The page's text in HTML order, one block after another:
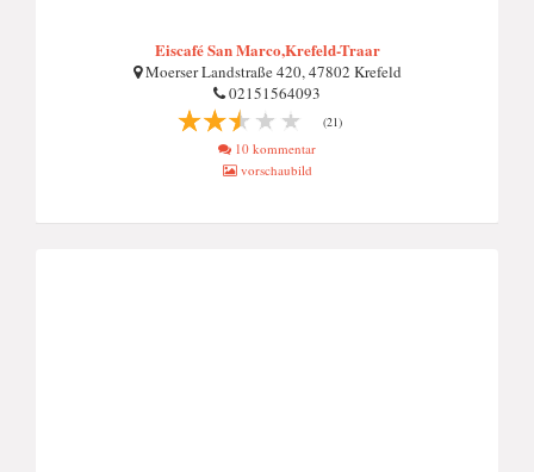
Eiscafé San Marco,Krefeld-Traar
Moerser Landstraße 420, 47802 Krefeld
02151564093
(21)
10 kommentar
vorschaubild